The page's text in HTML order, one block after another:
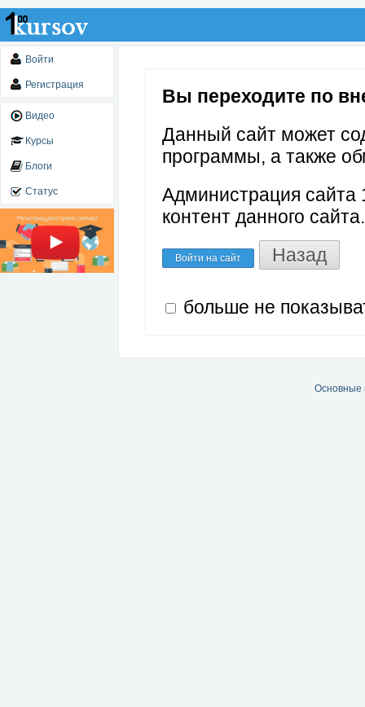
Войти
Регистрация
Видео
Курсы
Блоги
Статус
Вы переходите по
Данный сайт может
программы, а также
Администрация сайта
контент данного сайта.
Войти на сайт Назад
больше не
Основные